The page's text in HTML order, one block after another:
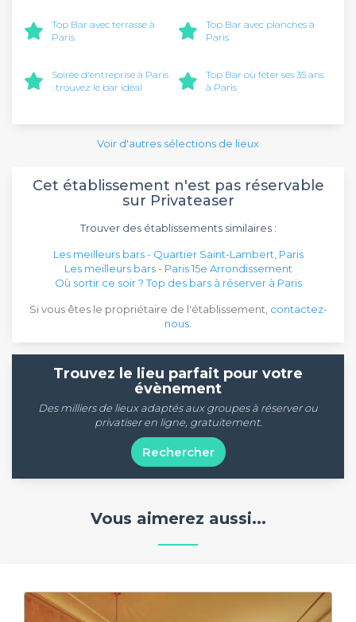
Top Bar avec terrasse à
Paris
Top Bar avec planches à
Paris
Soirée d'entreprise à Paris
: trouvez le bar idéal
Top Bar où fêter ses 35 ans
à Paris
Voir d'autres sélections de lieux
Cet établissement n'est pas réservable
sur Privateaser
Trouver des établissements similaires :
Les meilleurs bars - Quartier Saint-Lambert, Paris
Les meilleurs bars - Paris 15e Arrondissement
Où sortir ce soir ? Top des bars à réserver à Paris
Si vous êtes le propriétaire de l'établissement, contactez-
nous
Trouvez le lieu parfait pour votre
évènement
Des milliers de lieux adaptés aux groupes à réserver ou
privatiser en ligne, gratuitement.
Rechercher
Vous aimerez aussi...